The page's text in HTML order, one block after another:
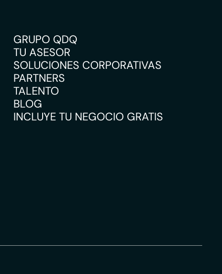
GRUPO QDQ
TU ASESOR
SOLUCIONES CORPORATIVAS
PARTNERS
TALENTO
BLOG
INCLUYE TU NEGOCIO GRATIS